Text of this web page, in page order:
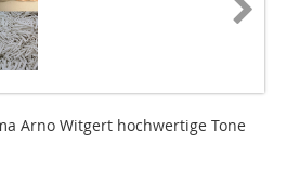
Arno Witgert hochwertige Tone